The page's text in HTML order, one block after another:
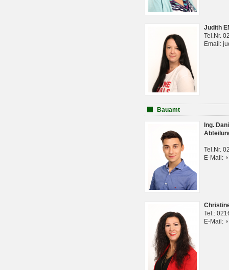
Judith
Tel.Nr.
Email:
Bauamt
Ing.
Tel.Nr.
E-Mail:
Tel.:
E-Mail: